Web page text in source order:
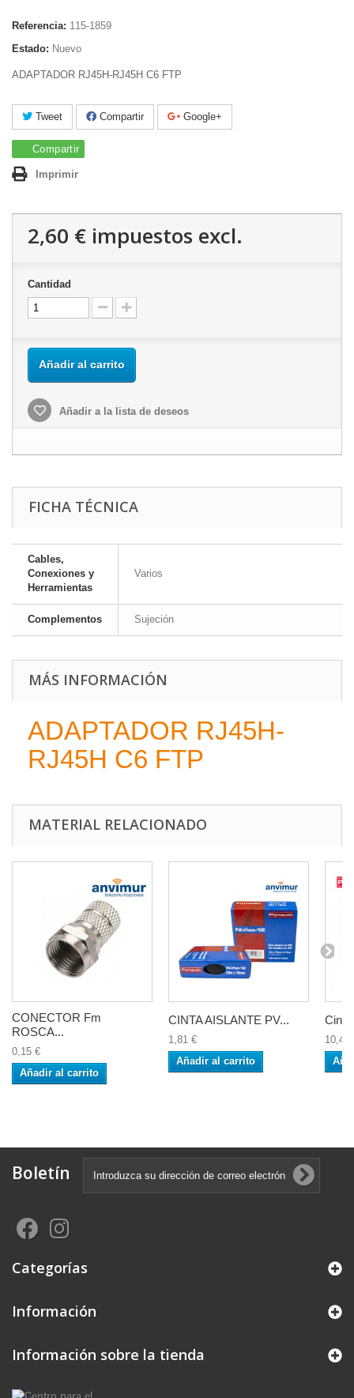
Referencia: 115-1859
Estado: Nuevo
ADAPTADOR RJ45H-RJ45H C6 FTP
Tweet Compartir Google+
Compartir
Imprimir
2,60 € impuestos excl.
Cantidad
Añadir al carrito
Añadir a la lista de deseos
FICHA TÉCNICA
Cables,
Conexiones y
Herramientas
Varios
Complementos Sujeción
MÁS INFORMACIÓN
ADAPTADOR RJ45H-
RJ45H C6 FTP
MATERIAL RELACIONADO
CONECTOR Fm
ROSCA...
0,15 €
Añadir al carrito
CINTA AISLANTE PV...
1,81 €
Añadir al carrito
Cinta
10,42
Boletín
Categorías
Información
Información sobre la tienda